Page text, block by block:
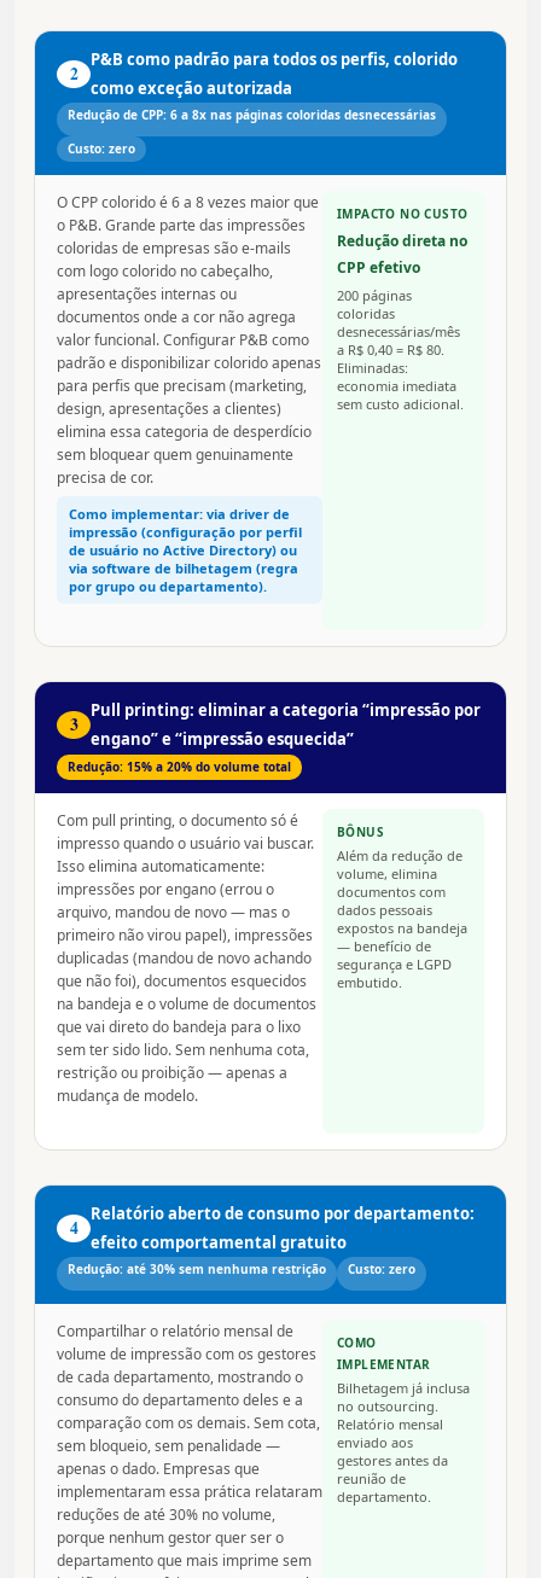
2
P&B como padrão para todos os perfis, colorido
como exceção autorizada
Redução de CPP: 6 a 8x nas páginas coloridas desnecessárias
Custo: zero
O CPP colorido é 6 a 8 vezes maior que
o P&B. Grande parte das impressões
coloridas de empresas são e-mails
com logo colorido no cabeçalho,
apresentações internas ou
documentos onde a cor não agrega
valor funcional. Configurar P&B como
padrão e disponibilizar colorido apenas
para perfis que precisam (marketing,
design, apresentações a clientes)
elimina essa categoria de desperdício
sem bloquear quem genuinamente
precisa de cor.
Como implementar: via driver de
impressão (configuração por perfil
de usuário no Active Directory) ou
via software de bilhetagem (regra
por grupo ou departamento).
IMPACTO NO CUSTO
Redução direta no
CPP efetivo
200 páginas
coloridas
desnecessárias/mês
a R$ 0,40 = R$ 80.
Eliminadas:
economia imediata
sem custo adicional.
3
Pull printing: eliminar a categoria “impressão por
engano” e “impressão esquecida”
Redução: 15% a 20% do volume total
Com pull printing, o documento só é
impresso quando o usuário vai buscar.
Isso elimina automaticamente:
impressões por engano (errou o
arquivo, mandou de novo — mas o
primeiro não virou papel), impressões
duplicadas (mandou de novo achando
que não foi), documentos esquecidos
na bandeja e o volume de documentos
que vai direto do bandeja para o lixo
sem ter sido lido. Sem nenhuma cota,
restrição ou proibição — apenas a
mudança de modelo.
BÔNUS
Além da redução de
volume, elimina
documentos com
dados pessoais
expostos na bandeja
— benefício de
segurança e LGPD
embutido.
4
Relatório aberto de consumo por departamento:
efeito comportamental gratuito
Redução: até 30% sem nenhuma restrição Custo: zero
Compartilhar o relatório mensal de
volume de impressão com os gestores
de cada departamento, mostrando o
consumo do departamento deles e a
comparação com os demais. Sem cota,
sem bloqueio, sem penalidade —
apenas o dado. Empresas que
implementaram essa prática relataram
reduções de até 30% no volume,
porque nenhum gestor quer ser o
departamento que mais imprime sem
COMO
IMPLEMENTAR
Bilhetagem já inclusa
no outsourcing.
Relatório mensal
enviado aos
gestores antes da
reunião de
departamento.